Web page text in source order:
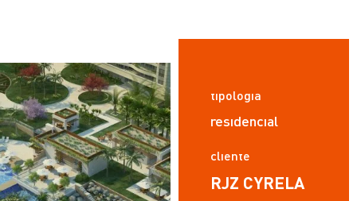
tipologia
residencial
cliente
RJZ CYRELA